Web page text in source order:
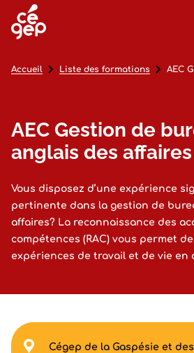
AEC Gestion de
anglais des affaires
Vous disposez d’une expérience
pertinente dans la gestion de
affaires? La reconnaissance des
compétences (RAC) vous permet
expériences de travail et de vie en
Accueil Liste des formations
Cégep de la Gaspésie et